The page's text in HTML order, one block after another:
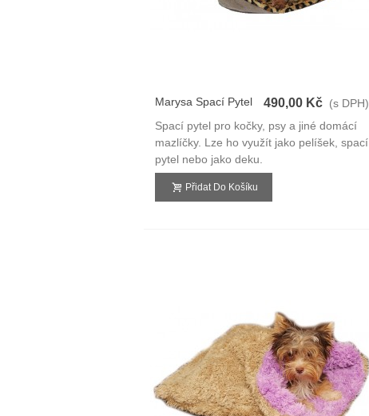
Marysa Spací Pytel
490,00 Kč (s DPH)
Spací pytel pro kočky, psy a jiné domácí
mazlíčky. Lze ho využít jako pelíšek, spací
pytel nebo jako deku.
Přidat Do Košíku